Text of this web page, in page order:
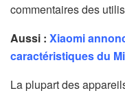
commentaires des
Aussi : Xiaomi
caractéristiques du
La plupart des